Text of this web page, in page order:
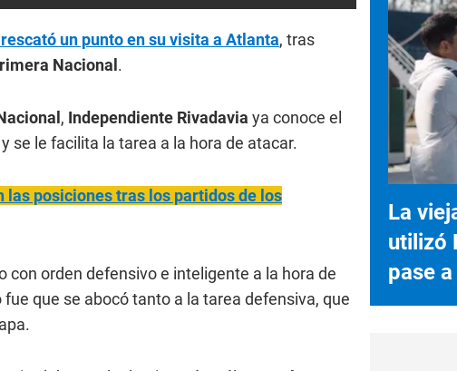
un punto en su visita a Atlanta, tras
Nacional.
, Independiente Rivadavia ya conoce el
se le facilita la tarea a la hora de atacar.
posiciones tras los partidos de los
con orden defensivo e inteligente a la hora de
que se abocó tanto a la tarea defensiva, que
La
utilizó
pase